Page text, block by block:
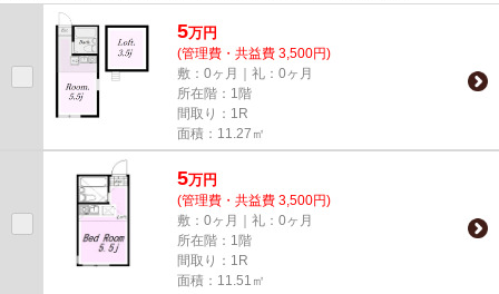
5万円
(管理費・共益費 3,500円)
敷：0ヶ月｜礼：0ヶ月
所在階：1階
間取り：1R
面積：11.27㎡
5万円
(管理費・共益費 3,500円)
敷：0ヶ月｜礼：0ヶ月
所在階：1階
間取り：1R
面積：11.51㎡